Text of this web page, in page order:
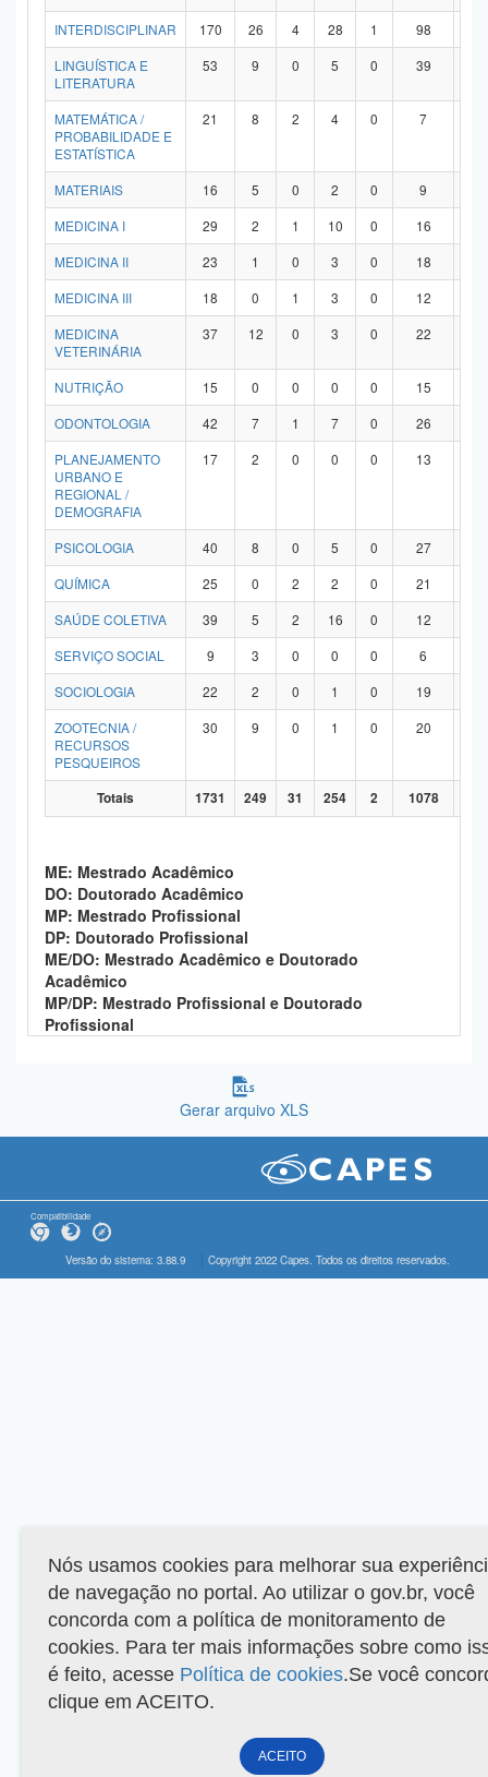
INTERDISCIPLINAR
170 26 4 28 1 98
LINGUÍSTICA E
LITERATURA
53 9 0 5 0 39
MATEMÁTICA /
PROBABILIDADE E
ESTATÍSTICA
21 8 2 4 0 7
MATERIAIS 16 5 0 2 0 9
MEDICINA I
29 2 1 10 0 16
MEDICINA II
23 1 0 3 0 18
MEDICINA III
18 0 1 3 0 12
MEDICINA
VETERINÁRIA
37 12 0 3 0 22
NUTRIÇÃO 15 0 0 0 0 15
ODONTOLOGIA
42 7 1 7 0 26
PLANEJAMENTO
URBANO E
REGIONAL /
DEMOGRAFIA
17 2 0 0 0 13
PSICOLOGIA 40 8 0 5 0 27
QUÍMICA
25 0 2 2 0 21
SAÚDE COLETIVA
39 5 2 16 0 12
SERVIÇO SOCIAL
9 3 0 0 0 6
SOCIOLOGIA
22 2 0 1 0 19
ZOOTECNIA /
RECURSOS
PESQUEIROS
30 9 0 1 0 20
Totais 1731 249 31 254 2 1078
ME: Mestrado Acadêmico
DO: Doutorado Acadêmico
MP: Mestrado Profissional
DP: Doutorado Profissional
ME/DO: Mestrado Acadêmico e Doutorado
Acadêmico
MP/DP: Mestrado Profissional e Doutorado
Profissional
Gerar arquivo XLS
Compatibilidade
Versão do sistema: 3.88.9 Copyright 2022 Capes. Todos os direitos reservados.
Nós usamos cookies para melhorar sua
de navegação no portal. Ao utilizar o gov.br, você
concorda com a política de monitoramento de
cookies. Para ter mais informações sobre como
é feito, acesse Política de cookies.Se você
clique em ACEITO.
ACEITO